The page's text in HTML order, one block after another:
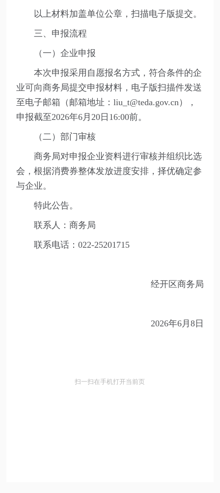
以上材料加盖单位公章，扫描电子版提交。
三、申报流程
（一）企业申报
本次申报采用自愿报名方式，符合条件的企
业可向商务局提交申报材料，电子版扫描件发送
至电子邮箱（邮箱地址：liu_t@teda.gov.cn），
申报截至2026年6月20日16:00前。
（二）部门审核
商务局对申报企业资料进行审核并组织比选
会，根据消费券整体发放进度安排，择优确定参
与企业。
特此公告。
联系人：商务局
联系电话：022-25201715
经开区商务局
2026年6月8日
扫一扫在手机打开当前页